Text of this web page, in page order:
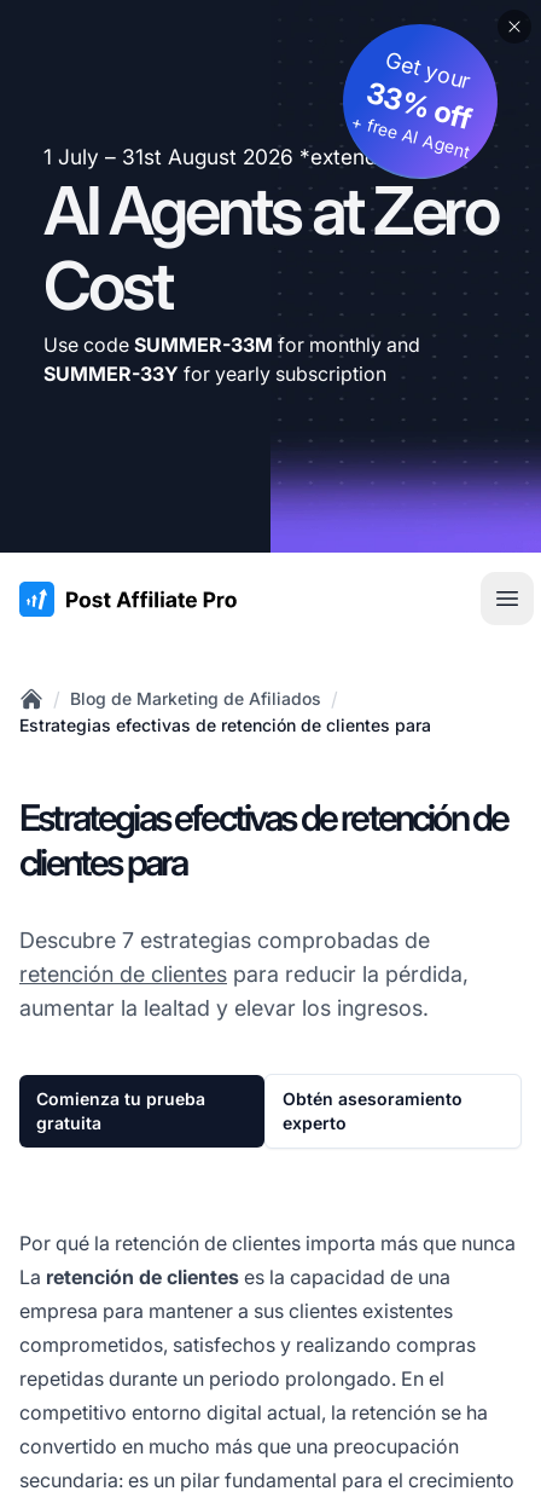
1 July – 31st August 2026 *extended
AI Agents at Zero
Cost
Get your
33% off
+ free AI Agent
Use code SUMMER-33M for monthly and
SUMMER-33Y for yearly subscription
:site.title
Home
/ Blog de Marketing de Afiliados /
Estrategias efectivas de retención de clientes para
Estrategias efectivas de retención de
clientes para
Descubre 7 estrategias comprobadas de
retención de clientes para reducir la pérdida,
aumentar la lealtad y elevar los ingresos.
Comienza tu prueba
gratuita
Obtén asesoramiento
experto
Por qué la retención de clientes importa más que nunca
La retención de clientes es la capacidad de una
empresa para mantener a sus clientes existentes
comprometidos, satisfechos y realizando compras
repetidas durante un periodo prolongado. En el
competitivo entorno digital actual, la retención se ha
convertido en mucho más que una preocupación
secundaria: es un pilar fundamental para el crecimiento